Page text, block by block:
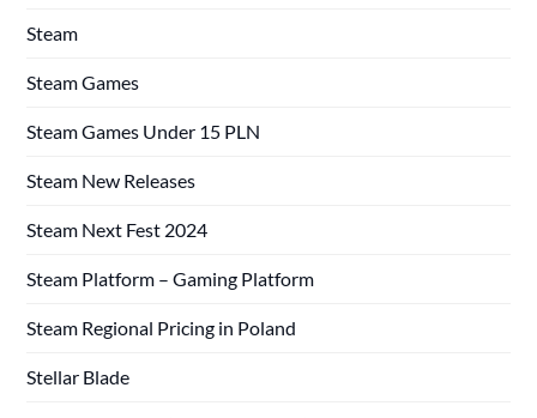
Steam
Steam Games
Steam Games Under 15 PLN
Steam New Releases
Steam Next Fest 2024
Steam Platform – Gaming Platform
Steam Regional Pricing in Poland
Stellar Blade